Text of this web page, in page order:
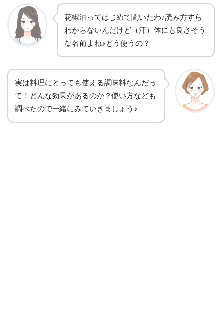
花椒油ってはじめて聞いたわ♪読み方すら
わからないんだけど（汗）体にも良さそう
な名前よね♪どう使うの？
実は料理にとっても使える調味料なんだっ
て！どんな効果があるのか？使い方なども
調べたので一緒にみていきましょう♪